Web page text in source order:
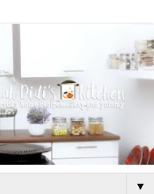
▼